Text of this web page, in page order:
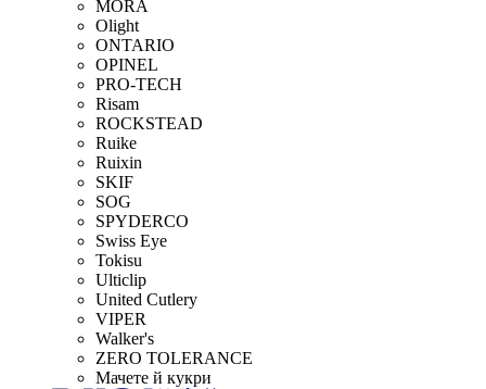
MORA
Olight
ONTARIO
OPINEL
PRO-TECH
Risam
ROCKSTEAD
Ruike
Ruixin
SKIF
SOG
SPYDERCO
Swiss Eye
Tokisu
Ulticlip
United Cutlery
VIPER
Walker's
ZERO TOLERANCE
Мачете й кукри